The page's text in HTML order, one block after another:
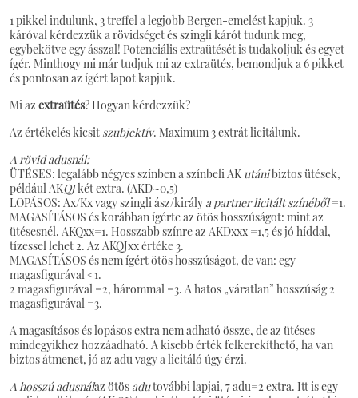
1 pikkel indulunk, 3 treffel a legjobb Bergen-emelést kapjuk. 3
káróval kérdezzük a rövidséget és szingli kárót tudunk meg,
egybekötve egy ásszal! Potenciális extraütését is tudakoljuk és egyet
ígér. Minthogy mi már tudjuk mi az extraütés, bemondjuk a 6 pikket
és pontosan az ígért lapot kapjuk.
Mi az extraütés? Hogyan kérdezzük?
Az értékelés kicsit szubjektív. Maximum 3 extrát licitálunk.
A rövid adusnál:
ÜTÉSES: legalább négyes színben a színbeli AK utánibiztos ütések,
például AKQJkét extra. (AKD~0,5)
LOPÁSOS: Ax/Kx vagy szingli ász/király a partner licitált színéből=1.
MAGASÍTÁSOS és korábban ígérte az ötös hosszúságot: mint az
ütésesnél. AKQxx=1. Hosszabb színre az AKDxxx =1,5 és jó híddal,
tízessel lehet 2. Az AKQJxx értéke 3.
MAGASÍTÁSOS és nem ígért ötös hosszúságot, de van: egy
magasfigurával <1.
2 magasfigurával =2, hárommal =3. A hatos „váratlan” hosszúság 2
magasfigurával =3.
A magasításos és lopásos extra nem adható össze, de az ütéses
mindegyikhez hozzáadható. A kisebb érték felkerekíthető, ha van
biztos átmenet, jó az adu vagy a licitáló úgy érzi.
A hosszú adusnálaz ötös adutovábbi lapjai, 7 adu=2 extra. Itt is egy